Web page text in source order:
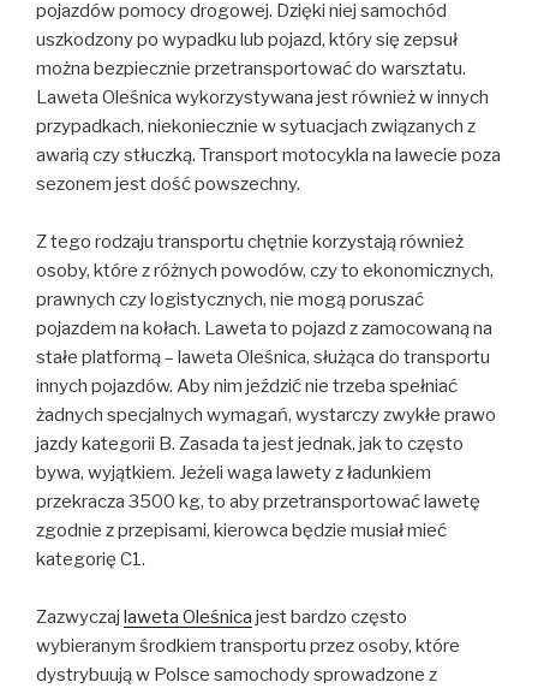
pojazdów pomocy drogowej. Dzięki niej samochód
uszkodzony po wypadku lub pojazd, który się zepsuł
można bezpiecznie przetransportować do warsztatu.
Laweta Oleśnica wykorzystywana jest również w innych
przypadkach, niekoniecznie w sytuacjach związanych z
awarią czy stłuczką. Transport motocykla na lawecie poza
sezonem jest dość powszechny.
Z tego rodzaju transportu chętnie korzystają również
osoby, które z różnych powodów, czy to ekonomicznych,
prawnych czy logistycznych, nie mogą poruszać
pojazdem na kołach. Laweta to pojazd z zamocowaną na
stałe platformą – laweta Oleśnica, służąca do transportu
innych pojazdów. Aby nim jeździć nie trzeba spełniać
żadnych specjalnych wymagań, wystarczy zwykłe prawo
jazdy kategorii B. Zasada ta jest jednak, jak to często
bywa, wyjątkiem. Jeżeli waga lawety z ładunkiem
przekracza 3500 kg, to aby przetransportować lawetę
zgodnie z przepisami, kierowca będzie musiał mieć
kategorię C1.
Zazwyczaj laweta Oleśnica jest bardzo często
wybieranym środkiem transportu przez osoby, które
dystrybuują w Polsce samochody sprowadzone z